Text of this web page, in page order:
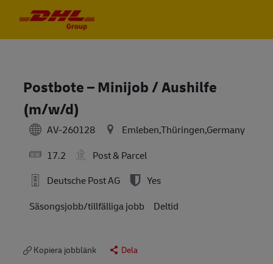
Postbote – Minijob / Aushilfe
(m/w/d)
AV-260128
Emleben,Thüringen,Germany
17.2
Post & Parcel
Deutsche Post AG
Yes
Säsongsjobb/tillfälliga jobb
Deltid
Kopiera jobblänk Dela